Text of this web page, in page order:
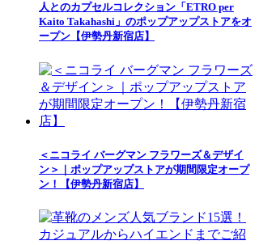
人とのカプセルコレクション「ETRO per
Kaito Takahashi」のポップアップストアをオ
ープン【伊勢丹新宿店】
＜ニコライ バーグマン フラワーズ＆デザイ
ン＞｜ポップアップストアが期間限定オープ
ン！【伊勢丹新宿店】